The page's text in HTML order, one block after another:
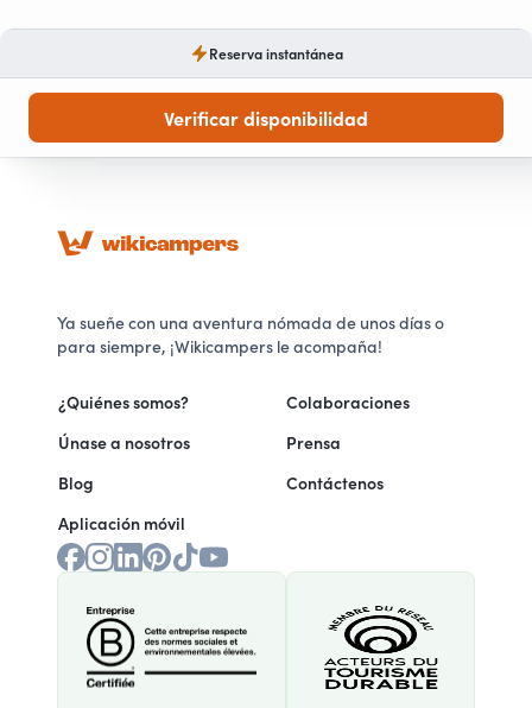
Reserva instantánea
Verificar disponibilidad
Ya sueñe con una aventura nómada de unos días o
para siempre, ¡Wikicampers le acompaña!
¿Quiénes somos?
Únase a nosotros
Blog
Aplicación móvil
Colaboraciones
Prensa
Contáctenos